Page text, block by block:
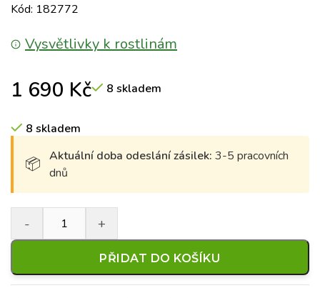
Kód: 182772
Vysvětlivky k rostlinám
1 690 Kč 8 skladem
8 skladem
Aktuální doba odeslání zásilek: 3-5 pracovních
dnů
PŘIDAT DO KOŠÍKU